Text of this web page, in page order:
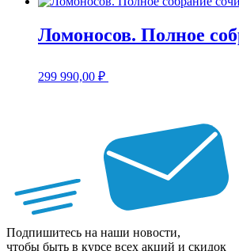
Ломоносов. Полное
299 990,00 ₽
Подпишитесь на наши новости,
чтобы быть в курсе всех акций и скидок